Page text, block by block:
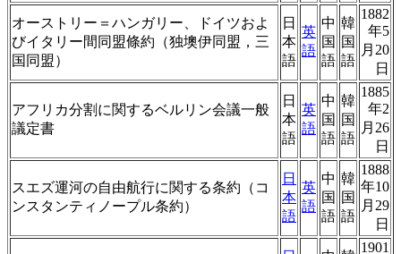
オーストリー＝ハンガリー、ドイツおよ
びイタリー間同盟條約（独墺伊同盟，三
国同盟）
日
本
語
英
語
中
国
語
韓
国
語
1882
年5
月20
日
アフリカ分割に関するベルリン会議一般
議定書
日
本
語
英
語
中
国
語
韓
国
語
1885
年2
月26
日
スエズ運河の自由航行に関する条約（コ
ンスタンティノープル条約）
日
本
語
英
語
中
国
語
韓
国
語
1888
年10
月29
日
1901